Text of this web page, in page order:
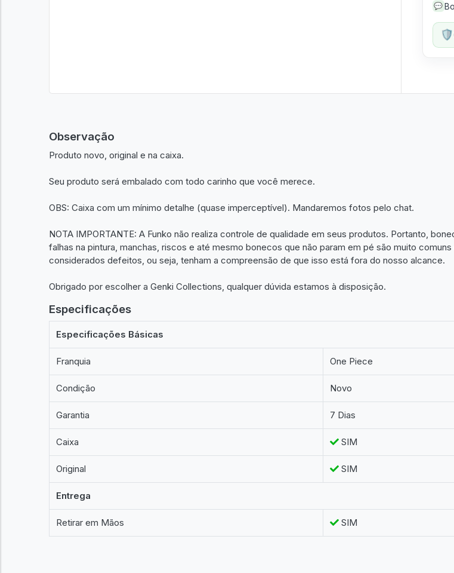
💬
🛡️
Observação
Produto novo, original e na caixa.
Seu produto será embalado com todo carinho que você merece.
OBS: Caixa com um mínimo detalhe (quase imperceptível). Mandaremos fotos pelo chat.
NOTA IMPORTANTE: A Funko não realiza controle de qualidade em seus produtos. Portanto,
falhas na pintura, manchas, riscos e até mesmo bonecos que não param em pé são muito comuns
considerados defeitos, ou seja, tenham a compreensão de que isso está fora do nosso alcance.
Obrigado por escolher a Genki Collections, qualquer dúvida estamos à disposição.
Especificações
Especificações Básicas
Franquia One Piece
Condição Novo
Garantia 7 Dias
Caixa SIM
Original SIM
Entrega
Retirar em Mãos SIM